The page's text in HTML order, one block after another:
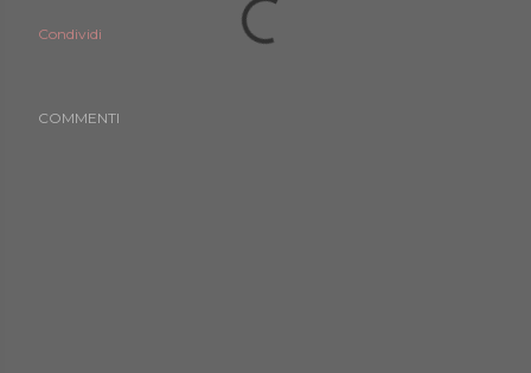
Condividi
COMMENTI